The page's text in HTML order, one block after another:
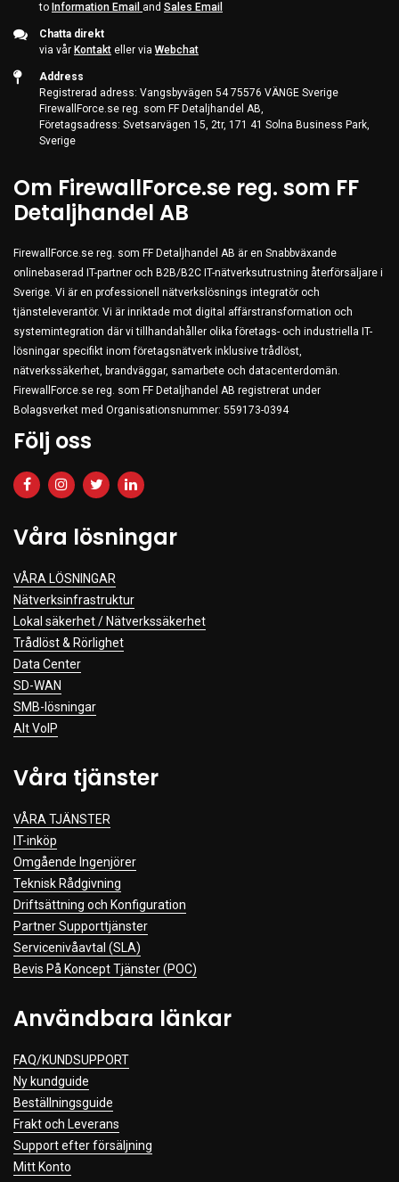
to Information Email and Sales Email
Chatta direkt
via vår Kontakt eller via Webchat
Address
Registrerad adress: Vangsbyvägen 54 75576 VÄNGE Sverige
FirewallForce.se reg. som FF Detaljhandel AB,
Företagsadress: Svetsarvägen 15, 2tr, 171 41 Solna Business Park,
Sverige
Om FirewallForce.se reg. som FF
Detaljhandel AB
FirewallForce.se reg. som FF Detaljhandel AB är en Snabbväxande
onlinebaserad IT-partner och B2B/B2C IT-nätverksutrustning återförsäljare i
Sverige. Vi är en professionell nätverkslösnings integratör och
tjänsteleverantör. Vi är inriktade mot digital affärstransformation och
systemintegration där vi tillhandahåller olika företags- och industriella IT-
lösningar specifikt inom företagsnätverk inklusive trådlöst,
nätverkssäkerhet, brandväggar, samarbete och datacenterdomän.
FirewallForce.se reg. som FF Detaljhandel AB registrerat under
Bolagsverket med Organisationsnummer: 559173-0394
Följ oss
Våra lösningar
VÅRA LÖSNINGAR
Nätverksinfrastruktur
Lokal säkerhet / Nätverkssäkerhet
Trådlöst & Rörlighet
Data Center
SD-WAN
SMB-lösningar
Alt VoIP
Våra tjänster
VÅRA TJÄNSTER
IT-inköp
Omgående Ingenjörer
Teknisk Rådgivning
Driftsättning och Konfiguration
Partner Supporttjänster
Servicenivåavtal (SLA)
Bevis På Koncept Tjänster (POC)
Användbara länkar
FAQ/KUNDSUPPORT
Ny kundguide
Beställningsguide
Frakt och Leverans
Support efter försäljning
Mitt Konto